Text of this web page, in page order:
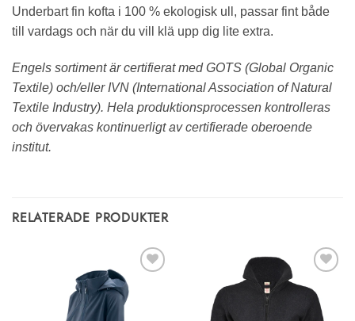
Underbart fin kofta i 100 % ekologisk ull, passar fint både
till vardags och när du vill klä upp dig lite extra.
Engels sortiment är certifierat med GOTS (Global Organic
Textile) och/eller IVN (International Association of Natural
Textile Industry). Hela produktionsprocessen kontrolleras
och övervakas kontinuerligt av certifierade oberoende
institut.
RELATERADE PRODUKTER
Lägg till i
önskelistan
Lägg till i
önskelistan